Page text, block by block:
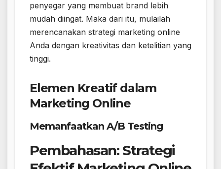
penyegar yang membuat brand lebih
mudah diingat. Maka dari itu, mulailah
merencanakan strategi marketing online
Anda dengan kreativitas dan ketelitian yang
tinggi.
Elemen Kreatif dalam
Marketing Online
Memanfaatkan A/B Testing
Pembahasan: Strategi